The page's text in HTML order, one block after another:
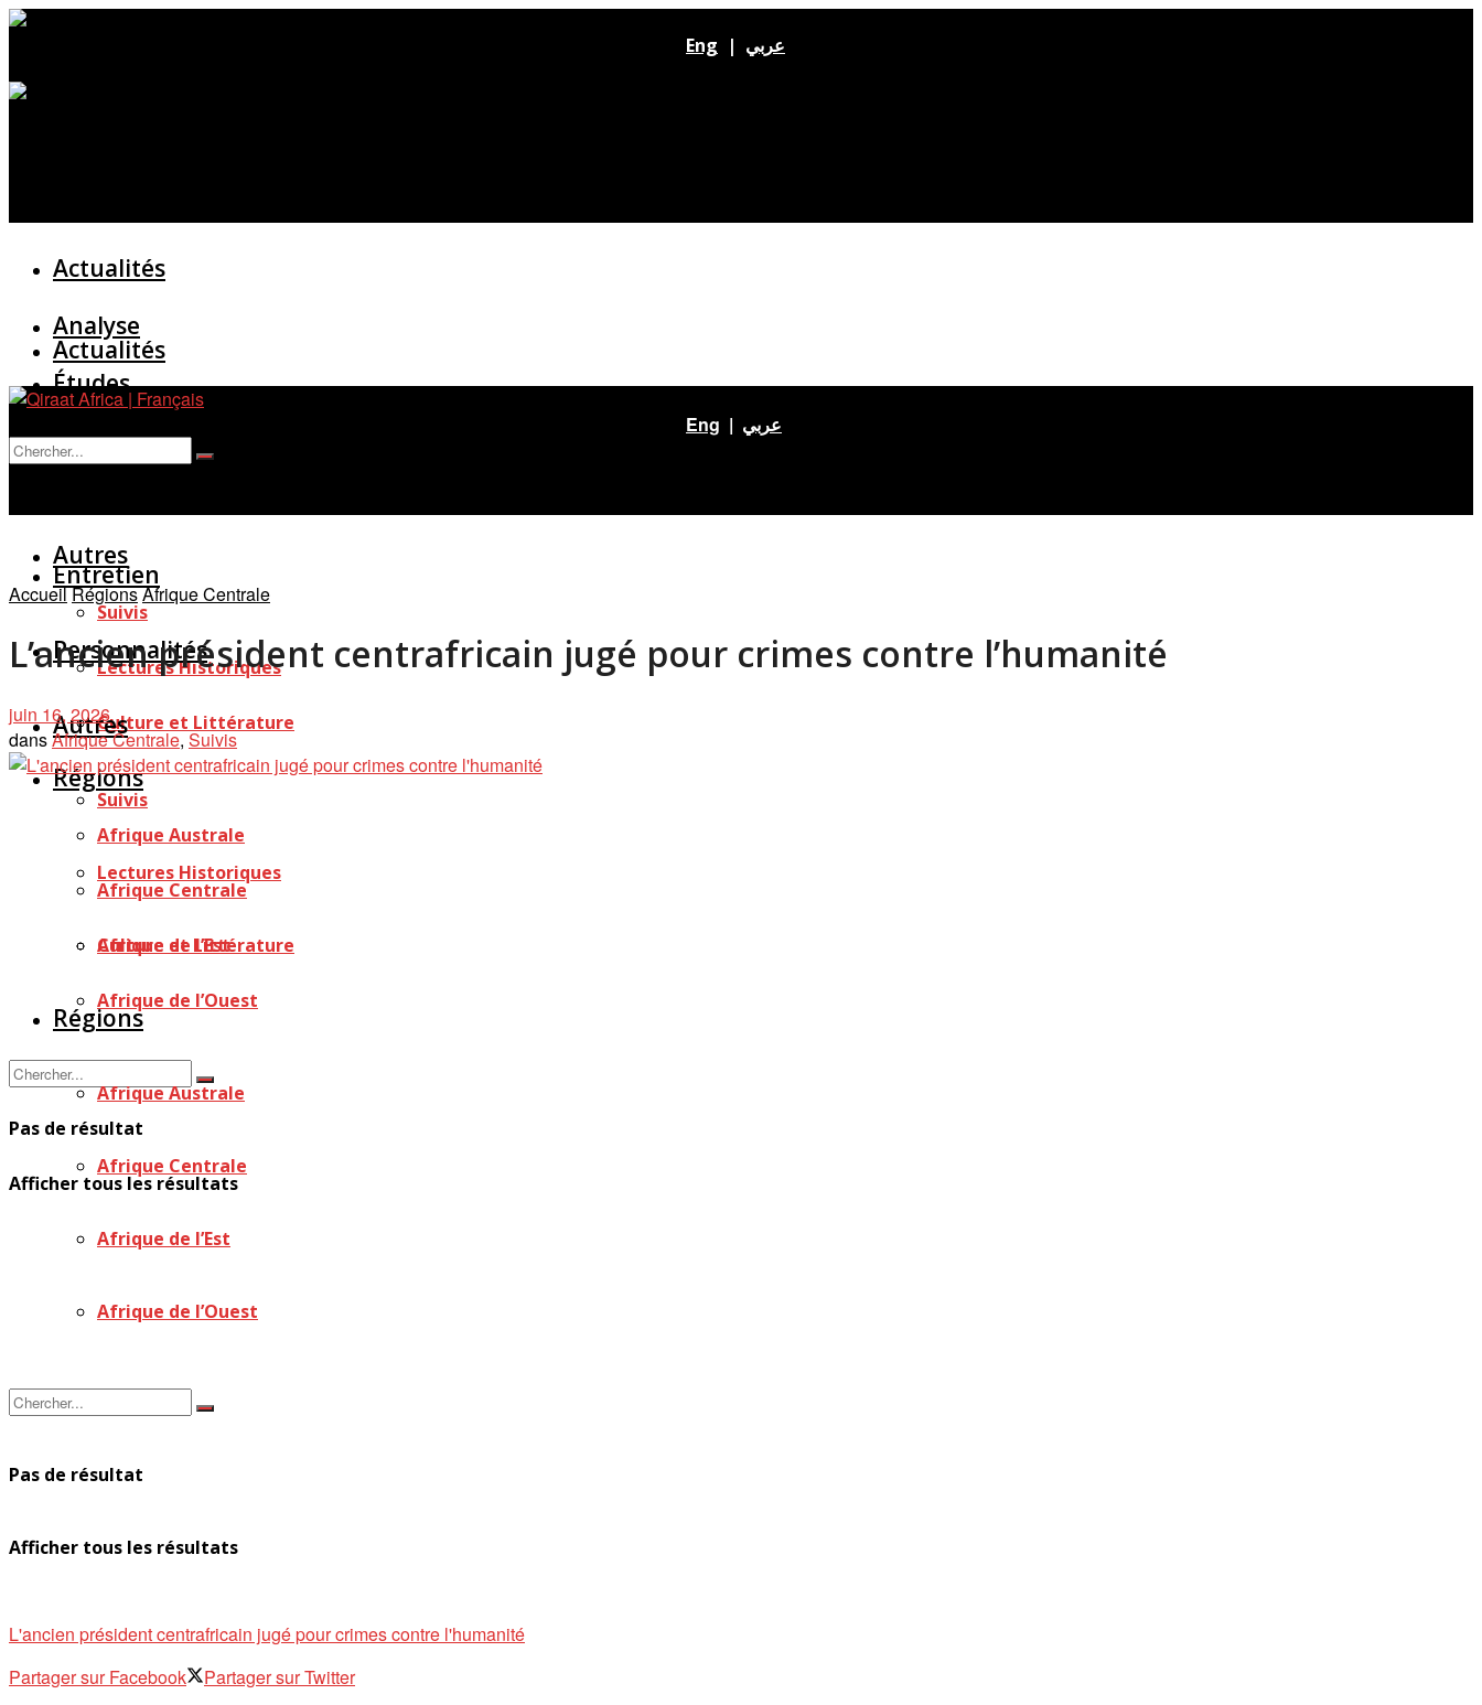
Eng | عربي
Actualités
Analyse
Études
Entretien
Autres
Suivis
Lectures Historiques
Culture et Littérature
Régions
Afrique Australe
Afrique Centrale
Afrique de l’Est
Afrique de l’Ouest
Pas de résultat
Afficher tous les résultats
Actualités
Entretien
Personnalités
Autres
Suivis
Lectures Historiques
Culture et Littérature
Régions
Afrique Australe
Afrique Centrale
Afrique de l’Est
Afrique de l’Ouest
Pas de résultat
Afficher tous les résultats
Eng | عربي
AccueilRégionsAfrique Centrale
L’ancien président centrafricain jugé pour crimes contre l’humanité
juin 16, 2026
dansAfrique Centrale,Suivis
L'ancien président centrafricain jugé pour crimes contre l'humanité
Partager sur Facebook
Partager sur Twitter